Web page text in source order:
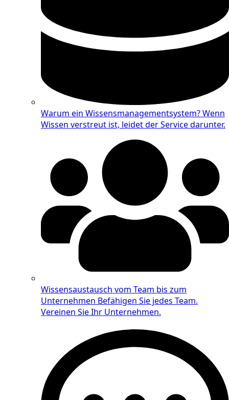
Warum ein Wissensmanagementsystem?Wenn
Wissen verstreut ist, leidet der Service darunter.
Wissensaustausch vom Team bis zum
Unternehmen Befähigen Sie jedes Team.
Vereinen Sie Ihr Unternehmen.